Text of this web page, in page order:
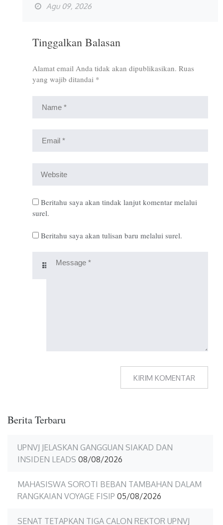
Agu 09, 2026
Tinggalkan Balasan
Alamat email Anda tidak akan dipublikasikan. Ruas
yang wajib ditandai *
Beritahu saya akan tindak lanjut komentar melalui
surel.
Beritahu saya akan tulisan baru melalui surel.
Berita Terbaru
UPNVJ JELASKAN GANGGUAN SIAKAD DAN
INSIDEN LEADS 08/08/2026
MAHASISWA SOROTI BEBAN TAMBAHAN DALAM
RANGKAIAN VOYAGE FISIP 05/08/2026
SENAT TETAPKAN TIGA CALON REKTOR UPNVJ